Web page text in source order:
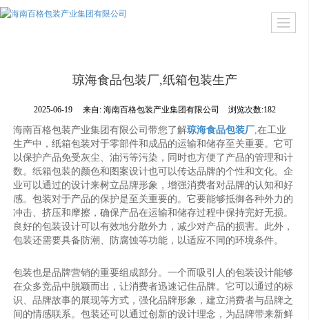
琼海食品包装厂,纸箱包装生产
2025-06-19 来自: 海南百格包装产业集团有限公司 浏览次数:182
海南百格包装产业集团有限公司带您了解琼海食品包装厂,在工业
生产中，纸箱包装对于零部件和成品的运输和储存至关重要。它可
以保护产品免受灰尘、油污等污染，同时也方便了产品的管理和计
数。纸箱包装的颜色和图案设计也可以传达品牌的个性和文化。企
业可以通过的设计来树立品牌形象，增强消费者对品牌的认知和好
感。包装对于产品的保护是至关重要的。它要能够抵御各种外力的
冲击、挤压和摩擦，确保产品在运输和储存过程中保持完好无损。
良好的包装设计可以有效地分散外力，减少对产品的损害。此外，
包装还需要具备防潮、防腐蚀等功能，以适应不同的环境条件。
包装也是品牌营销的重要组成部分。一个而吸引人的包装设计能够
在众多竞品中脱颖而出，让消费者迅速记住品牌。它可以通过的标
识、品牌故事的展现等方式，强化品牌形象，建立消费者与品牌之
间的情感联系。包装还可以通过创新的设计理念，为品牌带来新鲜